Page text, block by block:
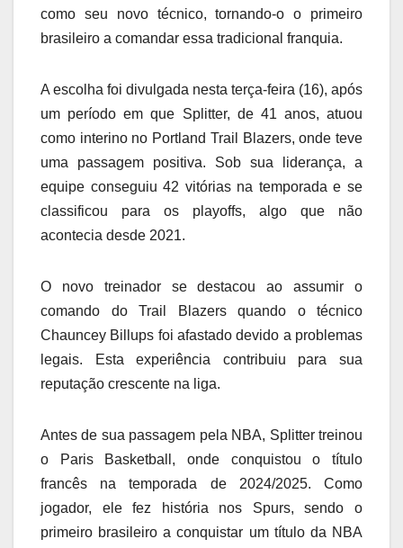
como seu novo técnico, tornando-o o primeiro
brasileiro a comandar essa tradicional franquia.
A escolha foi divulgada nesta terça-feira (16), após
um período em que Splitter, de 41 anos, atuou
como interino no Portland Trail Blazers, onde teve
uma passagem positiva. Sob sua liderança, a
equipe conseguiu 42 vitórias na temporada e se
classificou para os playoffs, algo que não
acontecia desde 2021.
O novo treinador se destacou ao assumir o
comando do Trail Blazers quando o técnico
Chauncey Billups foi afastado devido a problemas
legais. Esta experiência contribuiu para sua
reputação crescente na liga.
Antes de sua passagem pela NBA, Splitter treinou
o Paris Basketball, onde conquistou o título
francês na temporada de 2024/2025. Como
jogador, ele fez história nos Spurs, sendo o
primeiro brasileiro a conquistar um título da NBA